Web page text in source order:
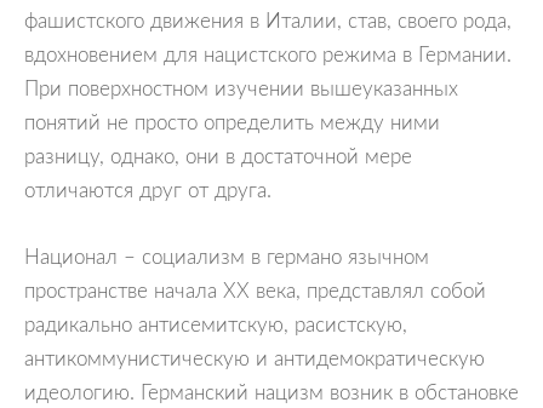
фашистского движения в Италии, став, своего рода,
вдохновением для нацистского режима в Германии.
При поверхностном изучении вышеуказанных
понятий не просто определить между ними
разницу, однако, они в достаточной мере
отличаются друг от друга.
Национал – социализм в германо язычном
пространстве начала XX века, представлял собой
радикально антисемитскую, расистскую,
антикоммунистическую и антидемократическую
идеологию. Германский нацизм возник в обстановке